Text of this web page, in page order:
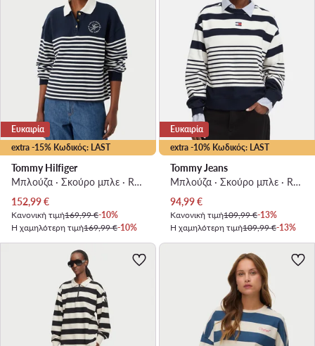
extra -15% Κωδικός: LAST
Ευκαιρία
Tommy Hilfiger
Μπλούζα · Σκούρο μπλε · Regular Fit
Τρέχουσα τιμή
152,99€
Κανονική τιμή169,99 €-10%
Η χαμηλότερη τιμή169,99 €-10%
extra -10% Κωδικός: LAST
Ευκαιρία
Tommy Jeans
Μπλούζα · Σκούρο μπλε · Regular Fit
Τρέχουσα τιμή
94,99€
Κανονική τιμή109,99 €-13%
Η χαμηλότερη τιμή109,99 €-13%